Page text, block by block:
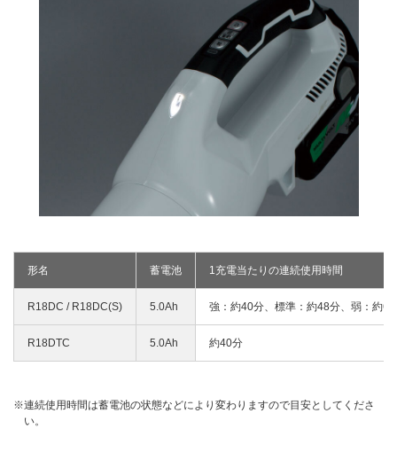
形名 蓄電池 1充電当たりの連続使用時間
R18DC / R18DC(S) 5.0Ah 強：約40分、標準：約48分、弱：約66
R18DTC 5.0Ah 約40分
連続使用時間は蓄電池の状態などにより変わりますので目安としてくださ
い。